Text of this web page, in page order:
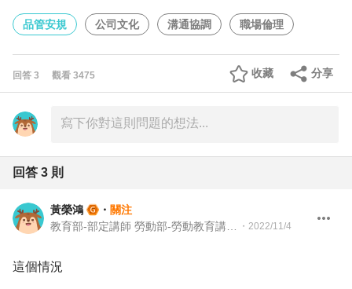
品管安規 公司文化 溝通協調 職場倫理
回答 3 觀看 3475 分享
收藏
回答 3 則
黃榮鴻 ・ 關注
・ 2022/11/4
這個情況